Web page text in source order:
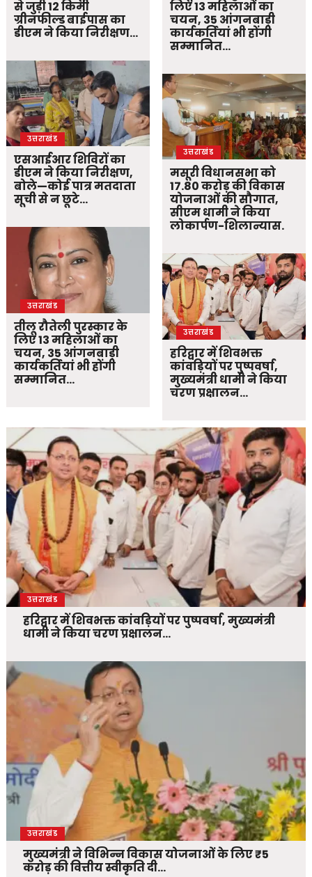
से जुड़ी 12 किमी
ग्रीनफील्ड बाईपास का
डीएम ने किया निरीक्षण…
उत्तराखंड
एसआईआर शिविरों का
डीएम ने किया निरीक्षण,
बोले—कोई पात्र मतदाता
सूची से न छूटे…
उत्तराखंड
तीलू रौतेली पुरस्कार के
लिए 13 महिलाओं का
चयन, 35 आंगनबाड़ी
कार्यकर्तियां भी होंगी
सम्मानित…
लिए 13 महिलाओं का
चयन, 35 आंगनबाड़ी
कार्यकर्तियां भी होंगी
सम्मानित…
उत्तराखंड
मसूरी विधानसभा को
17.80 करोड़ की विकास
योजनाओं की सौगात,
सीएम धामी ने किया
लोकार्पण-शिलान्यास.
उत्तराखंड
हरिद्वार में शिवभक्त
कांवड़ियों पर पुष्पवर्षा,
मुख्यमंत्री धामी ने किया
चरण प्रक्षालन…
उत्तराखंड
हरिद्वार में शिवभक्त कांवड़ियों पर पुष्पवर्षा, मुख्यमंत्री
धामी ने किया चरण प्रक्षालन…
उत्तराखंड
मुख्यमंत्री ने विभिन्न विकास योजनाओं के लिए ₹5
करोड़ की वित्तीय स्वीकृति दी…